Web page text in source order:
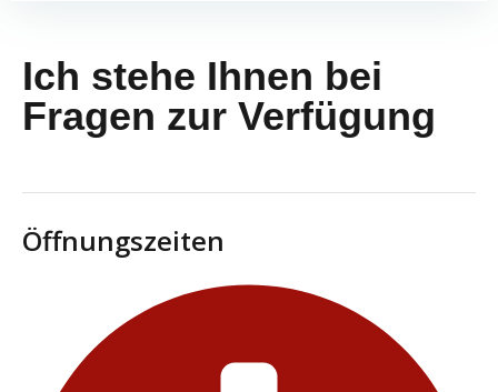
Ich stehe Ihnen bei
Fragen zur Verfügung
Öffnungszeiten